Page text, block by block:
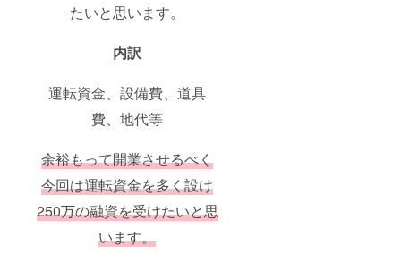
たいと思います。
内訳
運転資金、設備費、道具
費、地代等
余裕もって開業させるべく
今回は運転資金を多く設け
250万の融資を受けたいと思
います。